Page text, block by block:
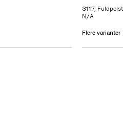
3117,
N/A
Flere varianter